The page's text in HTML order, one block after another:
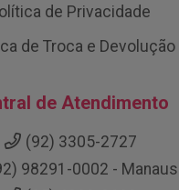
de Privacidade
de Troca e Devolução
de Atendimento
(92) 3305-2727
98291-0002 - Manaus